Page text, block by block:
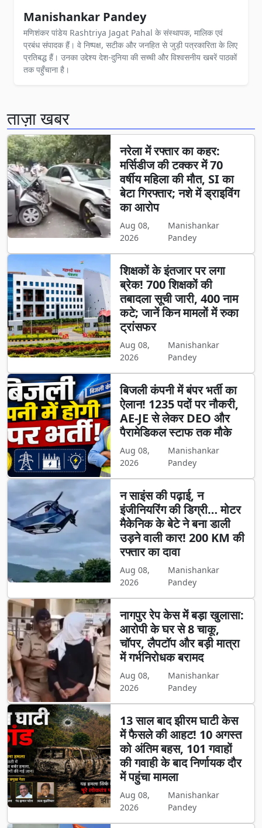
Manishankar Pandey
मणिशंकर पांडेय Rashtriya Jagat Pahal के संस्थापक, मालिक एवं
प्रबंध संपादक हैं। वे निष्पक्ष, सटीक और जनहित से जुड़ी पत्रकारिता के लिए
प्रतिबद्ध हैं। उनका उद्देश्य देश-दुनिया की सच्ची और विश्वसनीय खबरें पाठकों
तक पहुँचाना है।
ताज़ा खबर
नरेला में रफ्तार का कहर:
मर्सिडीज की टक्कर में 70
वर्षीय महिला की मौत, SI का
बेटा गिरफ्तार; नशे में ड्राइविंग
का आरोप
Aug 08,
2026
Manishankar
Pandey
शिक्षकों के इंतजार पर लगा
ब्रेक! 700 शिक्षकों की
तबादला सूची जारी, 400 नाम
कटे; जानें किन मामलों में रुका
ट्रांसफर
Aug 08,
2026
Manishankar
Pandey
बिजली कंपनी में बंपर भर्ती का
ऐलान! 1235 पदों पर नौकरी,
AE-JE से लेकर DEO और
पैरामेडिकल स्टाफ तक मौके
Aug 08,
2026
Manishankar
Pandey
न साइंस की पढ़ाई, न
इंजीनियरिंग की डिग्री… मोटर
मैकेनिक के बेटे ने बना डाली
उड़ने वाली कार! 200 KM की
रफ्तार का दावा
Aug 08,
2026
Manishankar
Pandey
नागपुर रेप केस में बड़ा खुलासा:
आरोपी के घर से 8 चाकू,
चॉपर, लैपटॉप और बड़ी मात्रा
में गर्भनिरोधक बरामद
Aug 08,
2026
Manishankar
Pandey
13 साल बाद झीरम घाटी केस
में फैसले की आहट! 10 अगस्त
को अंतिम बहस, 101 गवाहों
की गवाही के बाद निर्णायक दौर
में पहुंचा मामला
Aug 08,
2026
Manishankar
Pandey